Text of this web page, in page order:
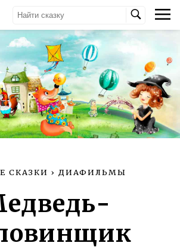
СКАЗКИ › ДИАФИЛЬМЫ